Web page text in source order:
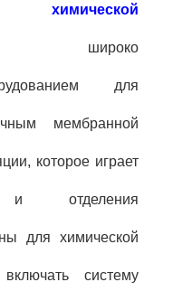
широко
для
мембранной
которое играет
отделения
для химической
систему